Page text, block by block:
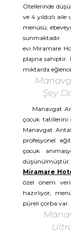
Otellerinde
ve 4 yıldızlı
menüsü,
sunmaktadır.
evi Miramare
plajına sahiptir.
miktarda
Şey
Manavgat
çocuk tatillerini
Manavgat
profesyonel
çocuk
Miramare
özel önem
hazırlıyor,
püreli çorba var.